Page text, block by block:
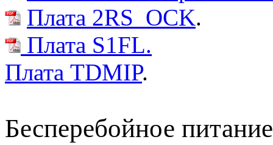
Плата 2RS_OCK.
Плата S1FL.
Плата TDMIP.
Бесперебойное